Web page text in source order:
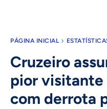
PÁGINA INICIAL
Cruzeiro
pior visitante
com derrota